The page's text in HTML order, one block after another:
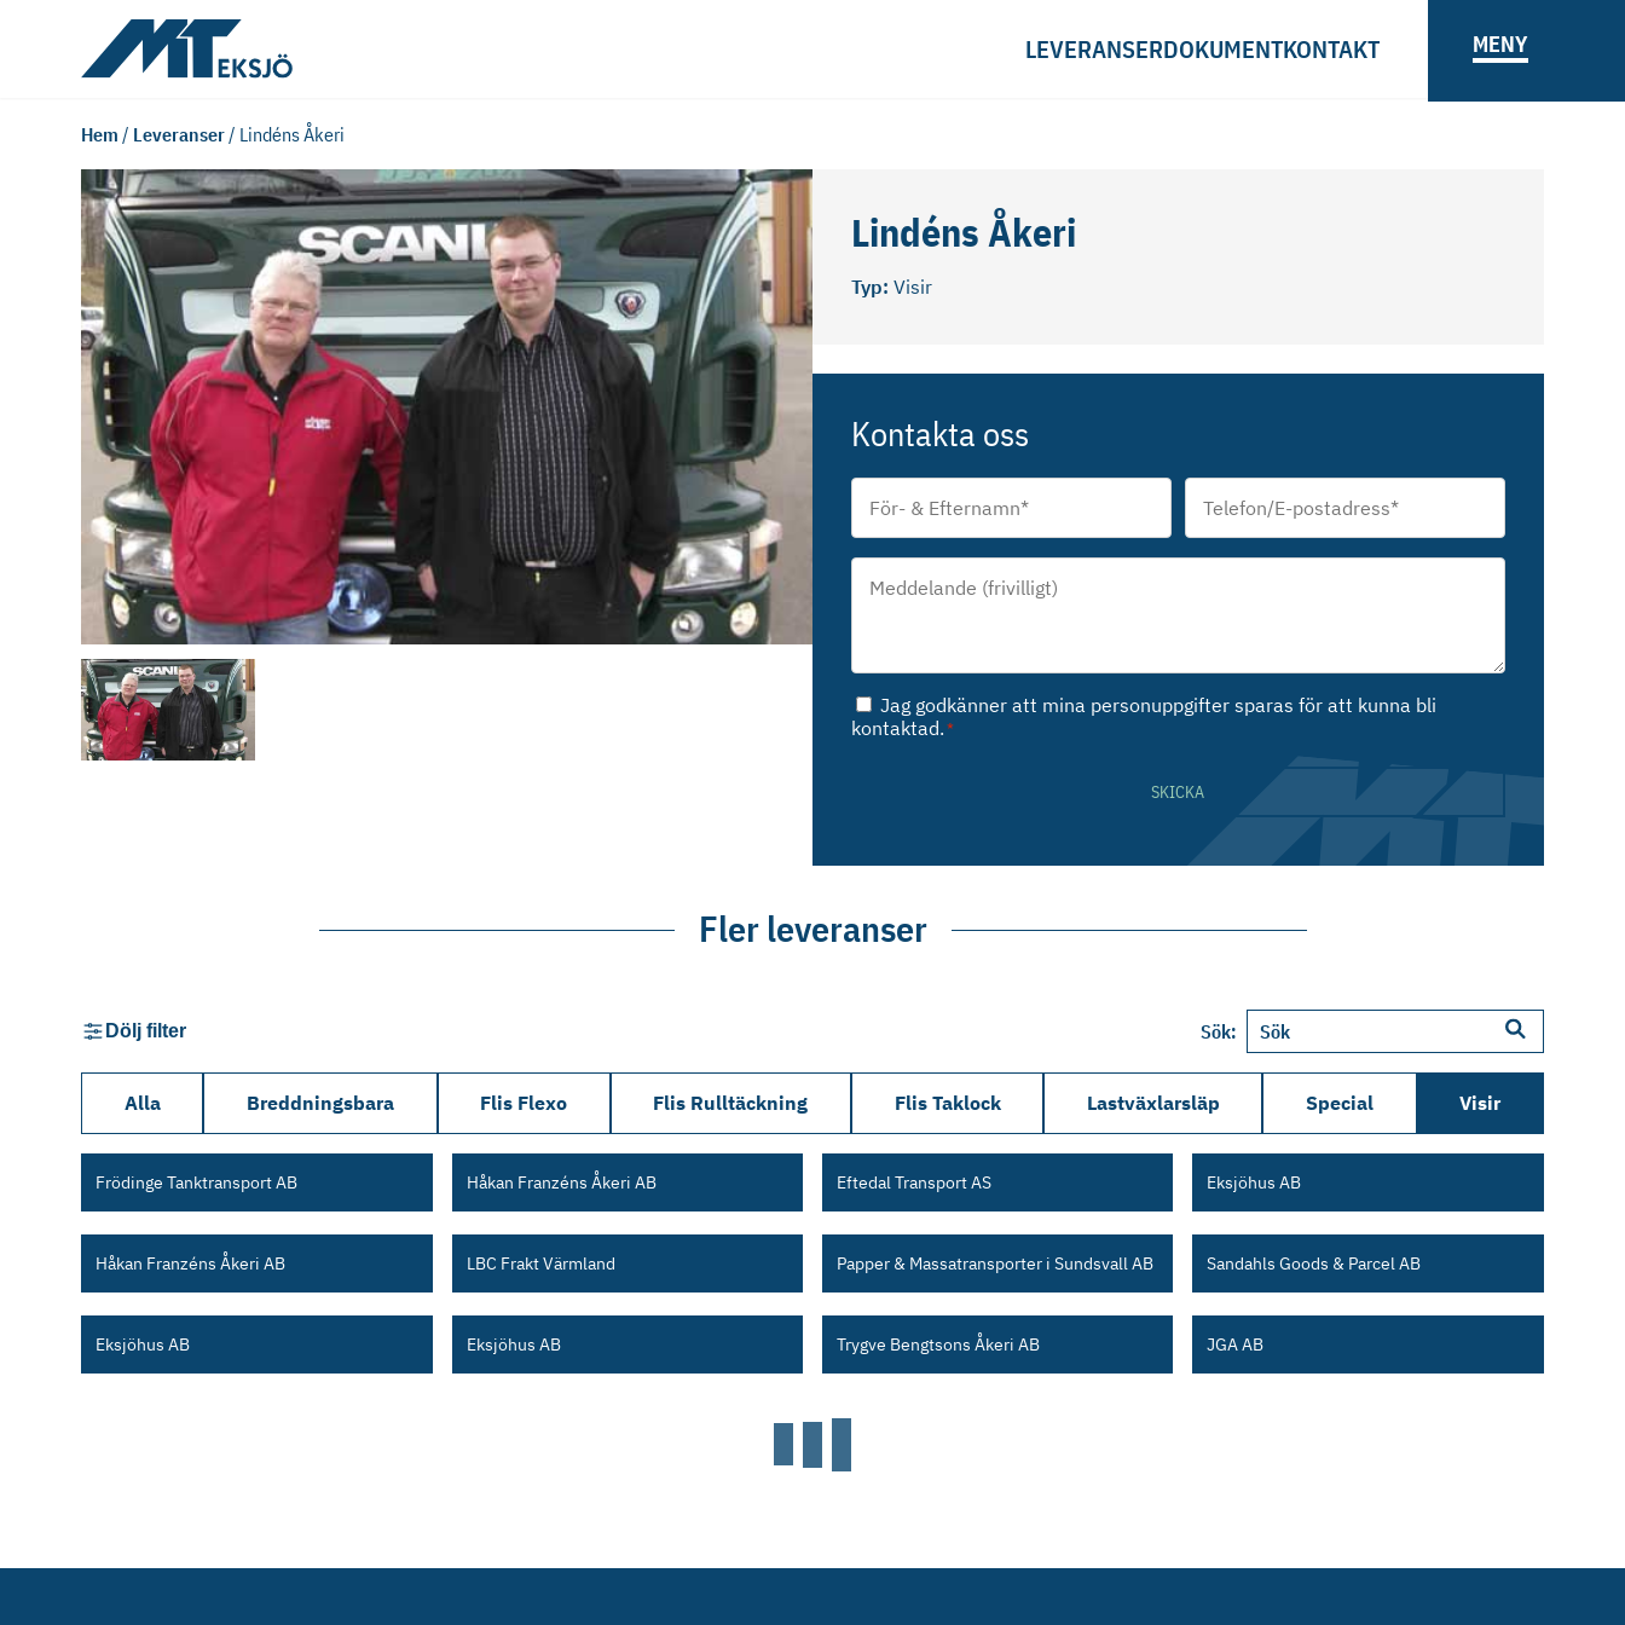
LEVERANSERDOKUMENTKONTAKT MENY
Hem / Leveranser/ Lindéns Åkeri
Lindéns Åkeri
Typ: Visir
Kontakta oss
För-
Telefon/E-
postadress*
Meddelande*
Samtycke*
Jag godkänner att mina personuppgifter sparas för att kunna bli
kontaktad.*
SKICKA
Fler leveranser
Dölj filter Sök:
Alla Breddningsbara Flis Flexo Flis Rulltäckning Flis Taklock Lastväxlarsläp Special Visir
Frödinge Tanktransport AB Håkan Franzéns Åkeri AB Eftedal Transport AS Eksjöhus AB
Håkan Franzéns Åkeri AB LBC Frakt Värmland Papper & Massatransporter i Sundsvall AB Sandahls Goods & Parcel AB
Eksjöhus AB Eksjöhus AB Trygve Bengtsons Åkeri AB JGA AB